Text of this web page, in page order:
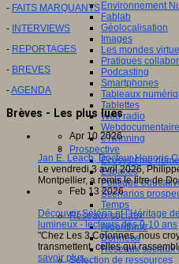
Environnement
Fablab
Géolocalisation
Images
Les mondes
Pratiques
Podcasting
Smartphones
Tableaux
Tablettes
Web radio
Webdocumentaire
eTwinning
Prospective
Ecosystème
Espaces
Politique
Scénarios
Temps
Réseaux sociaux
Algorithme
Données
Réseaux sociaux
Sélection de ressources
- FAITS MARQUANTS
- INTERVIEWS
- REPORTAGES
- BREVES
-AGENDA
Brèves - Les plus lues
Apr 10 2026
Jan E. Leach, Docteur Honoris
Le vendredi 3 avril 2026,
Montpellier, a remis le titre de
Feb 13 2026
Découvrir Séléna et l’Héritage
lumineux - lecteurs dès 9-10 ans
"Chez Les 3 Colonnes, nous
transmettent, celles qui
savoir plus...